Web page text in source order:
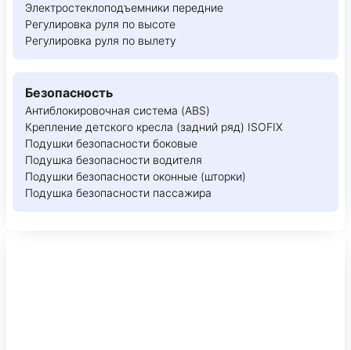
Электростеклоподъемники передние
Регулировка руля по высоте
Регулировка руля по вылету
Безопасность
Антиблокировочная система (ABS)
Крепление детского кресла (задний ряд) ISOFIX
Подушки безопасности боковые
Подушка безопасности водителя
Подушки безопасности оконные (шторки)
Подушка безопасности пассажира